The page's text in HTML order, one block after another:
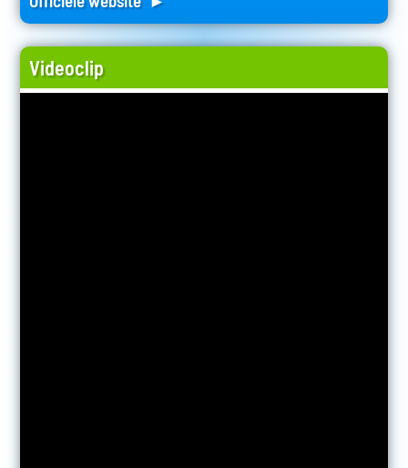
Videoclip